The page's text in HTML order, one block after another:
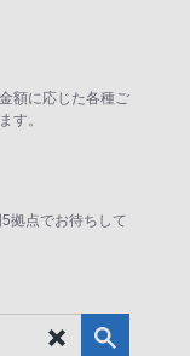
額に応じた各種ご
す。
拠点でお待ちして